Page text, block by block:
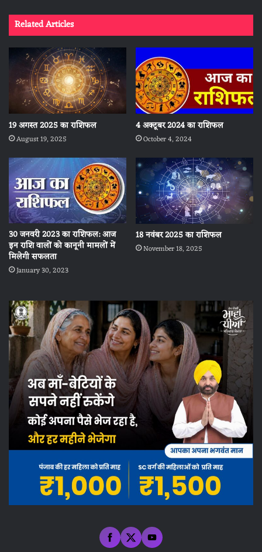
Related Articles
19 अगस्त 2025 का राशिफल
August 19, 2025
4 अक्टूबर 2024 का राशिफल
October 4, 2024
30 जनवरी 2023 का राशिफल: आज
इन राशि वालों को कानूनी मामलों में
मिलेगी सफलता
January 30, 2023
18 नवंबर 2025 का राशिफल
November 18, 2025